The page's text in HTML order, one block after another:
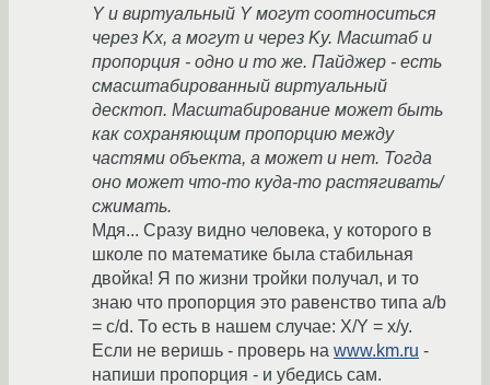
Y и виртуальный Y могут соотноситься
через Kx, а могут и через Ky. Масштаб и
пропорция - одно и то же. Пайджер - есть
смасштабированный виртуальный
десктоп. Масштабирование может быть
как сохраняющим пропорцию между
частями объекта, а может и нет. Тогда
оно может что-то куда-то растягивать/
сжимать.
Мдя... Сразу видно человека, у которого в
школе по математике была стабильная
двойка! Я по жизни тройки получал, и то
знаю что пропорция это равенство типа a/b
= c/d. То есть в нашем случае: X/Y = x/y.
Если не веришь - проверь на www.km.ru -
напиши пропорция - и убедись сам.